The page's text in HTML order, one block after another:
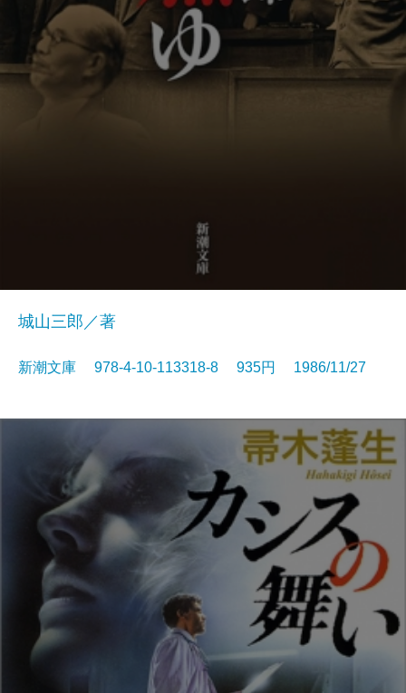
城山三郎／著
新潮文庫 978-4-10-113318-8 935円 1986/11/27